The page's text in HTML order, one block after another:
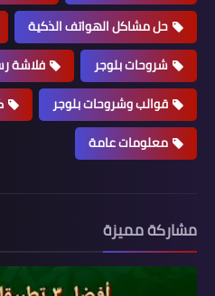
حل مشاكل الهواتف الذكية
شروحات بلوجر
فلاشة
قوالب وشروحات بلوجر
معلومات عامة
مشاركة مميزة